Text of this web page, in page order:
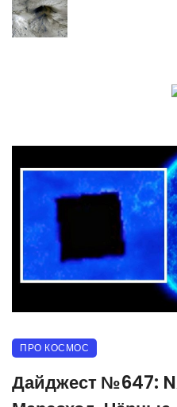
ПРО КОСМОС
Дайджест №647: